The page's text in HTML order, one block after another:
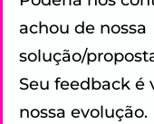
achou de nossa
solução/
Seu feedback é
nossa evolução.